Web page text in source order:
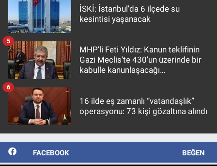
İSKİ: İstanbul'da 6 ilçede su
kesintisi yaşanacak
MHP’li Feti Yıldız: Kanun teklifinin
Gazi Meclis'te 430’un üzerinde bir
kabulle kanunlaşacağı
5
16 ilde eş zamanlı “vatandaşlık”
operasyonu: 73 kişi gözaltına alındı
6
FACEBOOK BEĞEN